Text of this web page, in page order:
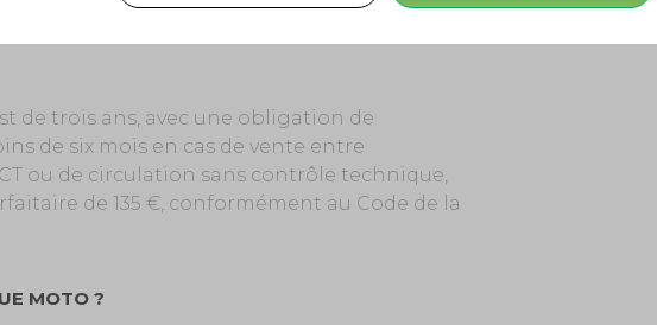
de trois ans, avec une obligation de
de six mois en cas de vente entre
ou de circulation sans contrôle technique,
de 135 €, conformément au Code de la
MOTO ?